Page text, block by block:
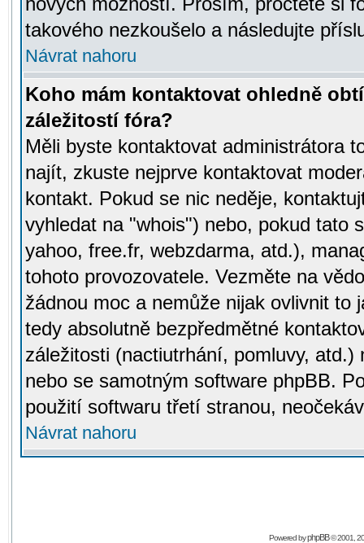
takového nezkoušelo a následujte
Návrat nahoru
Koho mám kontaktovat ohledně
záležitostí fóra?
Měli byste kontaktovat administrátora
najít, zkuste nejprve kontaktovat
kontakt. Pokud se nic neděje,
vyhledat na "whois") nebo, pokud tato
yahoo, free.fr, webzdarma, atd.),
tohoto provozovatele. Vezměte na
žádnou moc a nemůže nijak ovlivnit to
tedy absolutně bezpředmětné
záležitosti (nactiutrhání, pomluvy,
nebo se samotným software phpBB.
použití softwaru třetí stranou,
Návrat nahoru
Powered byphpBB© 2001,